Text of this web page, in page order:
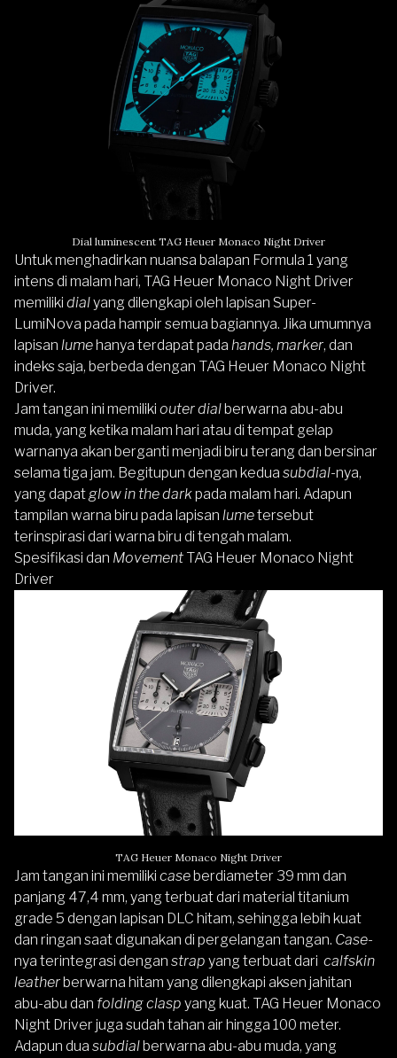
Dial luminescent TAG Heuer Monaco Night Driver
Untuk menghadirkan nuansa balapan Formula 1 yang
intens di malam hari, TAG Heuer Monaco Night Driver
memiliki dialyang dilengkapi oleh lapisan Super-
LumiNova pada hampir semua bagiannya. Jika umumnya
lapisan lumehanya terdapat pada hands, marker, dan
indeks saja, berbeda dengan TAG Heuer Monaco Night
Driver.
Jam tangan ini memiliki outer dialberwarna abu-abu
muda, yang ketika malam hari atau di tempat gelap
warnanya akan berganti menjadi biru terang dan bersinar
selama tiga jam. Begitupun dengan kedua subdial-nya,
yang dapatglow in the darkpada malam hari. Adapun
tampilan warna biru pada lapisan lumetersebut
terinspirasi dari warna biru di tengah malam.
Spesifikasi dan Movement TAG Heuer Monaco Night
Driver
TAG Heuer Monaco Night Driver
Jam tangan ini memiliki caseberdiameter 39 mm dan
panjang 47,4 mm, yang terbuat dari material titanium
grade 5 dengan lapisan DLC hitam, sehingga lebih kuat
dan ringan saat digunakan di pergelangan tangan. Case-
nya terintegrasi dengan strap yang terbuat dari calfskin
leatherberwarna hitam yang dilengkapi aksen jahitan
abu-abu dan folding clasp yang kuat. TAG Heuer Monaco
Night Driver juga sudah tahan air hingga 100 meter.
Adapun dua subdialberwarna abu-abu muda, yang